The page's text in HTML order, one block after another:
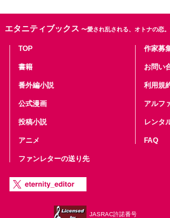
エタニティブックス 〜愛され乱される、オトナの恋
TOP
書籍
番外編小説
公式漫画
投稿小説
アニメ
ファンレターの送り先
作家募
お問い
利用規
アルフ
レンタ
FAQ
JASRAC許諾番号